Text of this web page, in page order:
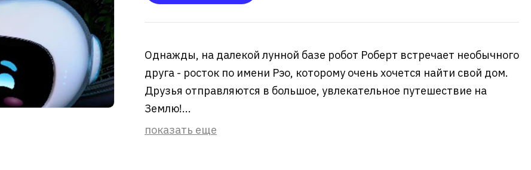
Однажды, на далекой лунной базе робот Роберт встречает необычного
друга - росток по имени Рэо, которому очень хочется найти свой дом.
Друзья отправляются в большое, увлекательное путешествие на
Землю!...
показать еще